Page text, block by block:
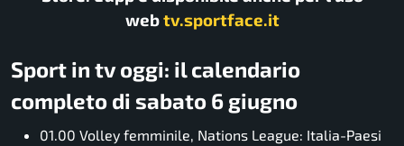
webtv.sportface.it
Sport in tv oggi: il calendario
completo di sabato 6 giugno
01.00 Volley femminile, Nations League: Italia-Paesi